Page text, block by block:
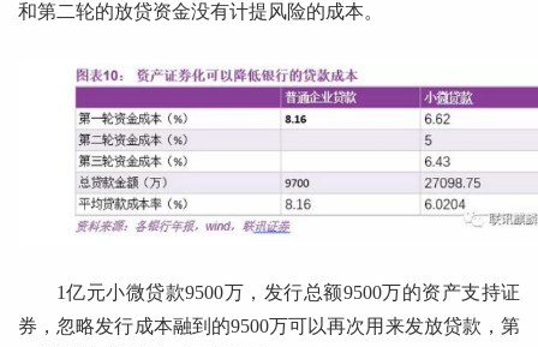
和第二轮的放贷资金没有计提风险的成本。
1亿元小微贷款9500万，发行总额9500万的资产支持证
券，忽略发行成本融到的9500万可以再次用来发放贷款，第